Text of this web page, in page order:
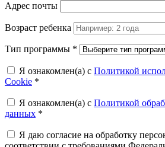
Адрес почты
Возраст ребенка
Тип программы *
Я ознакомлен(а) с Политикой
Cookie *
Я ознакомлен(а) с Политикой
данных *
Я даю согласие на обработку